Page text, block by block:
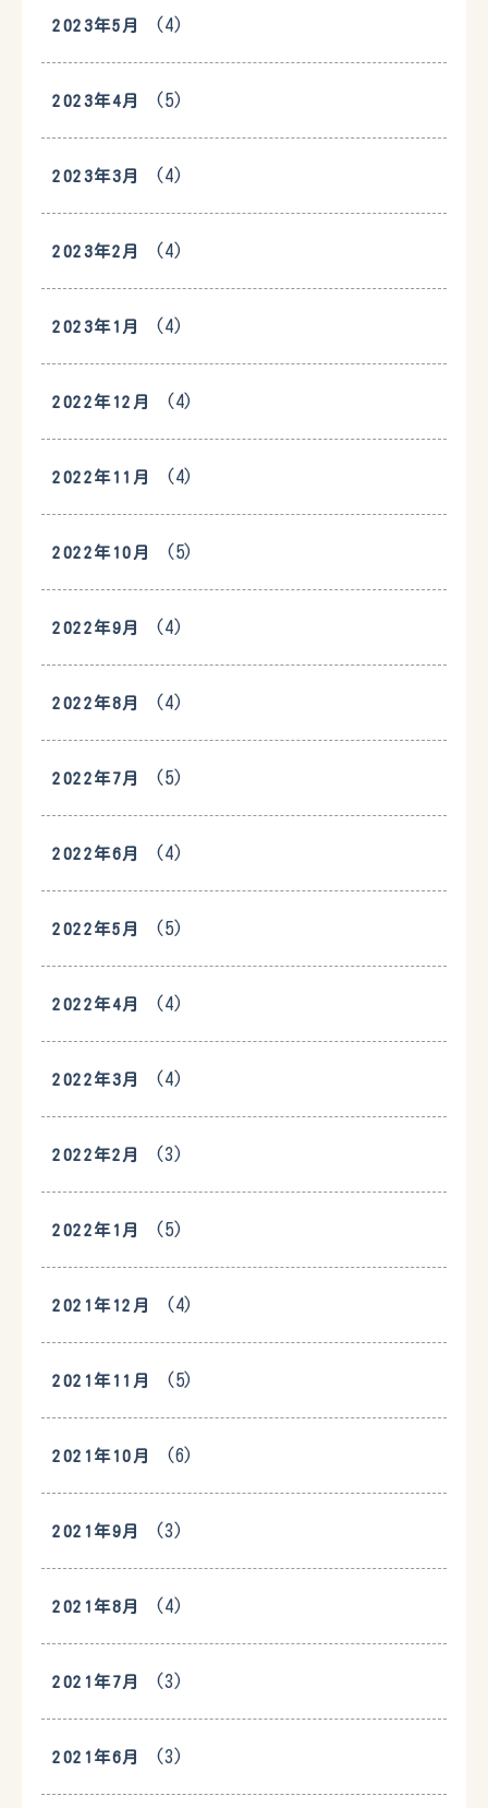
2023年5月 (4)
2023年4月 (5)
2023年3月 (4)
2023年2月 (4)
2023年1月 (4)
2022年12月 (4)
2022年11月 (4)
2022年10月 (5)
2022年9月 (4)
2022年8月 (4)
2022年7月 (5)
2022年6月 (4)
2022年5月 (5)
2022年4月 (4)
2022年3月 (4)
2022年2月 (3)
2022年1月 (5)
2021年12月 (4)
2021年11月 (5)
2021年10月 (6)
2021年9月 (3)
2021年8月 (4)
2021年7月 (3)
2021年6月 (3)